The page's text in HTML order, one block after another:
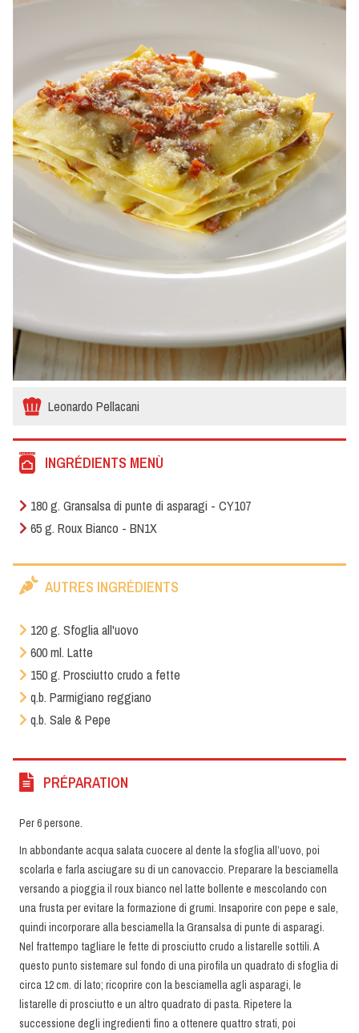
Leonardo Pellacani
INGRÉDIENTS MENÙ
180 g. Gransalsa di punte di asparagi - CY107
65 g. Roux Bianco - BN1X
AUTRES INGRÉDIENTS
120 g. Sfoglia all'uovo
600 ml. Latte
150 g. Prosciutto crudo a fette
q.b. Parmigiano reggiano
q.b. Sale & Pepe
PRÉPARATION
Per 6 persone.
In abbondante acqua salata cuocere al dente la sfoglia all’uovo, poi
scolarla e farla asciugare su di un canovaccio. Preparare la besciamella
versando a pioggia il roux bianco nel latte bollente e mescolando con
una frusta per evitare la formazione di grumi. Insaporire con pepe e sale,
quindi incorporare alla besciamella la Gransalsa di punte di asparagi.
Nel frattempo tagliare le fette di prosciutto crudo a listarelle sottili. A
questo punto sistemare sul fondo di una pirofila un quadrato di sfoglia di
circa 12 cm. di lato; ricoprire con la besciamella agli asparagi, le
listarelle di prosciutto e un altro quadrato di pasta. Ripetere la
successione degli ingredienti fino a ottenere quattro strati, poi